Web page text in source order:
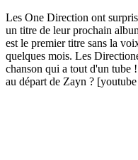
Les One Direction ont
un titre de leur prochain
est le premier titre sans la
quelques mois. Les
chanson qui a tout d'un tube
au départ de Zayn ?